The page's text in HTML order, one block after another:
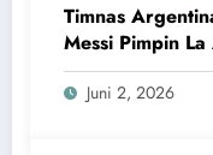
Timnas
Messi Pimpin
dan Garnacho
Juni 2, 2026